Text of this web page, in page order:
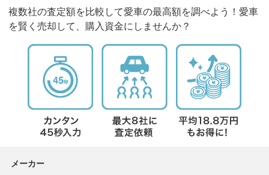
複数社の査定額を比較して愛車の最高額を調べよう！愛車
を賢く売却して、購入資金にしませんか？
メーカー